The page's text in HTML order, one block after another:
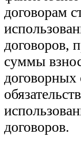
договорам
договоров,
суммы
договорных
договоров.